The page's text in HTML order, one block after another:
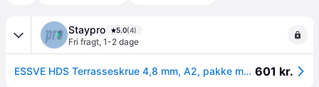
Staypro 5.0(4)
Fri fragt, 1-2 dage
ESSVE HDS Terrasseskrue 4,8 mm, A2, pakke med 250 60 mm, A2 601 kr.